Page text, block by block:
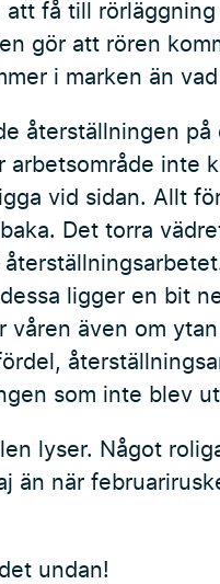
få till
gör att rören
i marken än
återställningen på
arbetsområde inte
vid sidan. Allt
Det torra
ligger en bit
även om
som inte blev
lyser. Något
än när
undan!